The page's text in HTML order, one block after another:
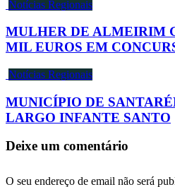
Notícias Regionais
MULHER DE ALMEIRIM
MIL EUROS EM
Notícias Regionais
MUNICÍPIO DE
LARGO INFANTE SANTO
Deixe um comentário
O seu endereço de email não será